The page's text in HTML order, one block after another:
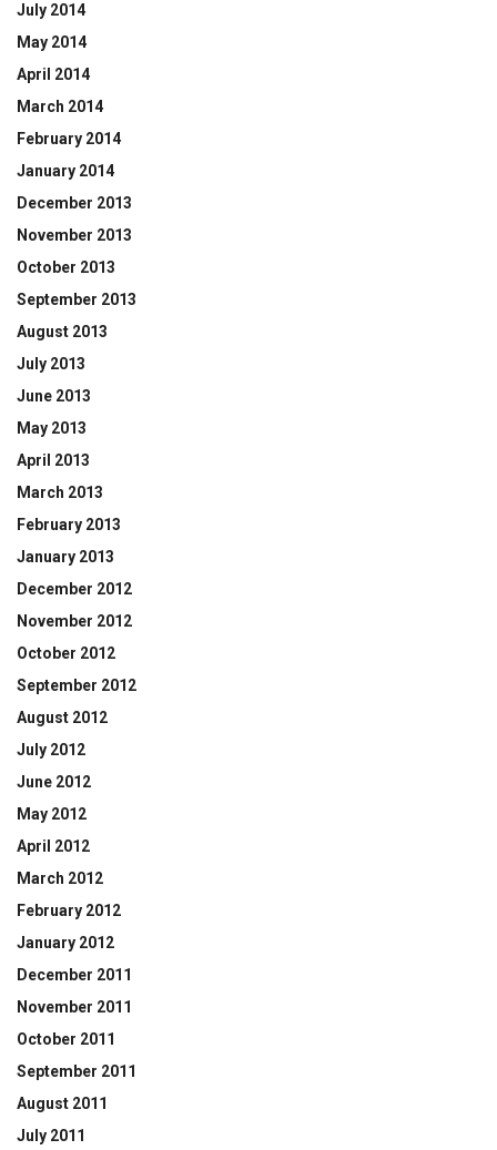
July 2014
May 2014
April 2014
March 2014
February 2014
January 2014
December 2013
November 2013
October 2013
September 2013
August 2013
July 2013
June 2013
May 2013
April 2013
March 2013
February 2013
January 2013
December 2012
November 2012
October 2012
September 2012
August 2012
July 2012
June 2012
May 2012
April 2012
March 2012
February 2012
January 2012
December 2011
November 2011
October 2011
September 2011
August 2011
July 2011